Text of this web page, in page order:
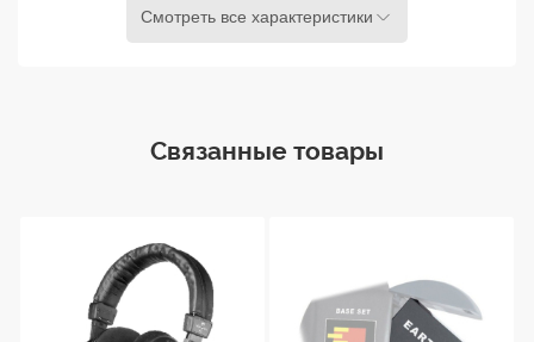
сопротивление
уровень звукового
Номинальная
мощность
Смотреть все характеристики
Связанные товары